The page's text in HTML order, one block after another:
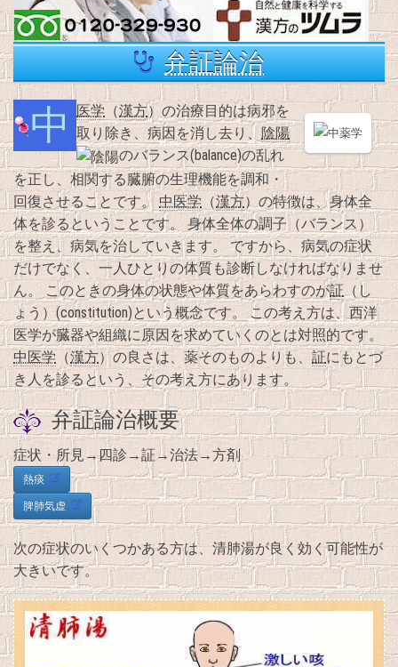
弁証論治
中医学 （漢方）の治療目的は病邪を
取り除き、病因を消し去り、 陰陽
のバランス(balance)の乱れ
を正し、相関する臓腑の生理機能を調和・
回復させることです。 中医学 （漢方）の特徴は、身体全
体を診るということです。 身体全体の調子（バランス）
を整え、病気を治していきます。 ですから、病気の症状
だけでなく、一人ひとりの体質も診断しなければなりませ
ん。 このときの身体の状態や体質をあらわすのが証 （し
ょう）(constitution)という概念です。 この考え方は、西洋
医学が臓器や組織に原因を求めていくのとは対照的です。
中医学 （漢方）の良さは、薬そのものよりも、 証にもとづ
き人を診るという、その考え方にあります。
弁証論治概要
症状・所見→四診→証→治法→方剤
熱痰
脾肺気虚
次の症状のいくつかある方は、清肺湯が良く効く可能性が
大きいです。